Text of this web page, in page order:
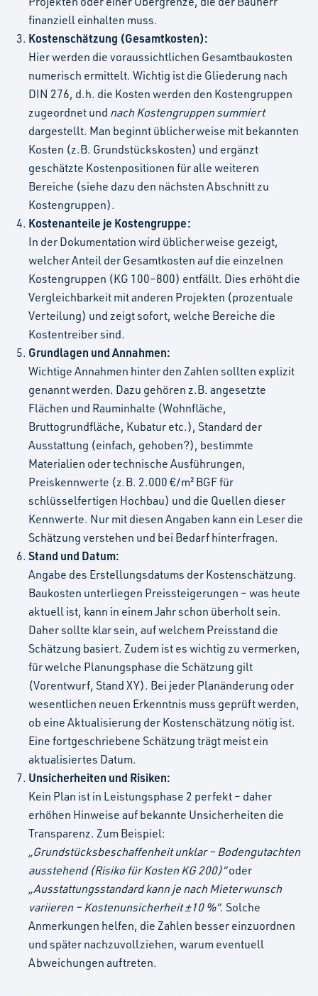
finanziell einhalten muss.
Kostenschätzung (Gesamtkosten):
Hier werden die voraussichtlichen Gesamtbaukosten
numerisch ermittelt. Wichtig ist die Gliederung nach
DIN 276, d.h. die Kosten werden den Kostengruppen
zugeordnet und nach Kostengruppen summiert
dargestellt. Man beginnt üblicherweise mit bekannten
Kosten (z.B. Grundstückskosten) und ergänzt
geschätzte Kostenpositionen für alle weiteren
Bereiche (siehe dazu den nächsten Abschnitt zu
Kostengruppen).
Kostenanteile je Kostengruppe:
In der Dokumentation wird üblicherweise gezeigt,
welcher Anteil der Gesamtkosten auf die einzelnen
Kostengruppen (KG 100–800) entfällt. Dies erhöht die
Vergleichbarkeit mit anderen Projekten (prozentuale
Verteilung) und zeigt sofort, welche Bereiche die
Kostentreiber sind.
Grundlagen und Annahmen:
Wichtige Annahmen hinter den Zahlen sollten explizit
genannt werden. Dazu gehören z.B. angesetzte
Flächen und Rauminhalte (Wohnfläche,
Bruttogrundfläche, Kubatur etc.), Standard der
Ausstattung (einfach, gehoben?), bestimmte
Materialien oder technische Ausführungen,
Preiskennwerte (z.B. 2.000 €/m² BGF für
schlüsselfertigen Hochbau) und die Quellen dieser
Kennwerte. Nur mit diesen Angaben kann ein Leser die
Schätzung verstehen und bei Bedarf hinterfragen.
Stand und Datum:
Angabe des Erstellungsdatums der Kostenschätzung.
Baukosten unterliegen Preissteigerungen – was heute
aktuell ist, kann in einem Jahr schon überholt sein.
Daher sollte klar sein, auf welchem Preisstand die
Schätzung basiert. Zudem ist es wichtig zu vermerken,
für welche Planungsphase die Schätzung gilt
(Vorentwurf, Stand XY). Bei jeder Planänderung oder
wesentlichen neuen Erkenntnis muss geprüft werden,
ob eine Aktualisierung der Kostenschätzung nötig ist.
Eine fortgeschriebene Schätzung trägt meist ein
aktualisiertes Datum.
Unsicherheiten und Risiken:
Kein Plan ist in Leistungsphase 2 perfekt – daher
erhöhen Hinweise auf bekannte Unsicherheiten die
Transparenz. Zum Beispiel:
„Grundstücksbeschaffenheit unklar – Bodengutachten
ausstehend (Risiko für Kosten KG 200)“oder
„Ausstattungsstandard kann je nach Mieterwunsch
variieren – Kostenunsicherheit ±10 %“. Solche
Anmerkungen helfen, die Zahlen besser einzuordnen
und später nachzuvollziehen, warum eventuell
Abweichungen auftreten.